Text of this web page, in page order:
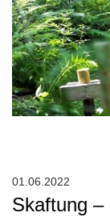
Skaftung –
01.06.2022